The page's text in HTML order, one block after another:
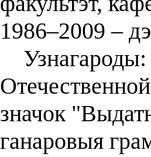
1986–2009 –
Узнагароды:
значок
ганаровыя